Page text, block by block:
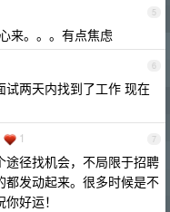
5
来。。。有点焦虑
6
两天内找到了工作 现在
7
1
径找机会，不局限于招聘
都发动起来。很多时候是不
好运！